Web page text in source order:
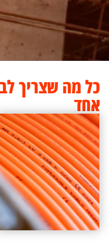
כל מה שצריך
אחד